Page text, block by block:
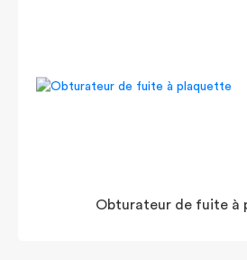
Obturateur de fuite à